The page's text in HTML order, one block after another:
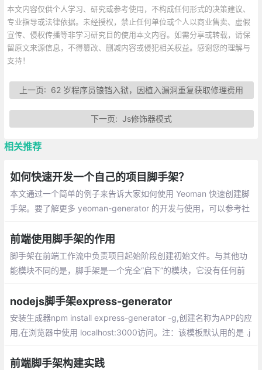
本文内容仅供个人学习、研究或参考使用，不构成任何形式的决策建议、
专业指导或法律依据。未经授权，禁止任何单位或个人以商业售卖、虚假
宣传、侵权传播等非学习研究目的使用本文内容。如需分享或转载，请保
留原文来源信息，不得篡改、删减内容或侵犯相关权益。感谢您的理解与
支持！
上一页: 62 岁程序员锒铛入狱，因植入漏洞重复获取修理费用
下一页:Js修饰器模式
相关推荐
如何快速开发一个自己的项目脚手架？
本文通过一个简单的例子来告诉大家如何使用 Yeoman 快速创建脚
手架。要了解更多 yeoman-generator 的开发与使用，可以参考社
oman-generator，也许就会有你的菜。
前端使用脚手架的作用
脚手架在前端工作流中负责项目起始阶段创建初始文件。与其他功
能模块不同的是，脚手架是一个完全“启下”的模块，它没有任何前
nodejs脚手架express-generator
安装生成器npm install express-generator -g,创建名称为APP的应
用,在浏览器中使用 localhost:3000访问。注：该模板默认用的是 .j
前端脚手架构建实践